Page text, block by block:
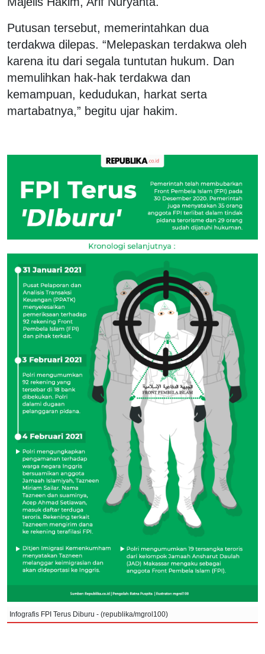
Putusan tersebut, memerintahkan dua
terdakwa dilepas. “Melepaskan terdakwa oleh
karena itu dari segala tuntutan hukum. Dan
memulihkan hak-hak terdakwa dan
kemampuan, kedudukan, harkat serta
martabatnya,” begitu ujar hakim.
Infografis FPI Terus Diburu - (republika/mgrol100)